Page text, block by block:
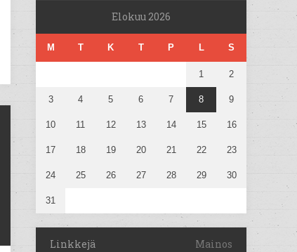
Elokuu 2026
M T K T P L S
1 2
3 4 5 6 7 8 9
10 11 12 13 14 15 16
17 18 19 20 21 22 23
24 25 26 27 28 29 30
31
Linkkejä Mainos